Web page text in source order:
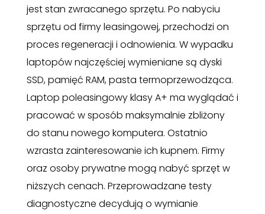
jest stan zwracanego sprzętu. Po nabyciu
sprzętu od firmy leasingowej, przechodzi on
proces regeneracji i odnowienia. W wypadku
laptopów najczęściej wymieniane są dyski
SSD, pamięć RAM, pasta termoprzewodząca.
Laptop poleasingowy klasy A+ ma wyglądać i
pracować w sposób maksymalnie zbliżony
do stanu nowego komputera. Ostatnio
wzrasta zainteresowanie ich kupnem. Firmy
oraz osoby prywatne mogą nabyć sprzęt w
niższych cenach. Przeprowadzane testy
diagnostyczne decydują o wymianie